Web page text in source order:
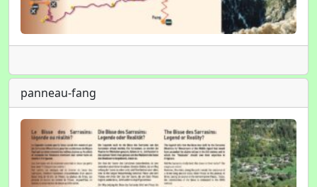
panneau-fang